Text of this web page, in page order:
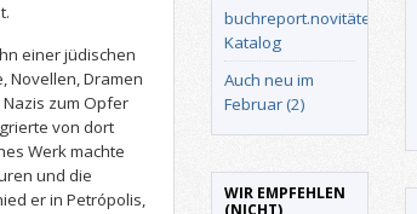
einer jüdischen
Novellen, Dramen
zum Opfer
von dort
Werk machte
und die
er in Petrópolis,
buchreport.novitäten-
Katalog
Auch neu im
Februar (2)
WIR EMPFEHLEN
(NICHT)